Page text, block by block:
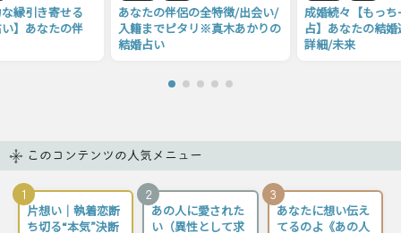
縁引き寄せる
】あなたの伴
あなたの伴侶の全特徴/出会い/
入籍までピタリ※真木あかりの
結婚占い
成婚続々【もっ
占】あなたの結
詳細/未来
このコンテンツの人気メニュー
1
片想い｜執着恋断
ち切る“本気”決断
2
あの人に愛された
い（異性として求
3
あなたに想い伝え
てるのよ《あの人